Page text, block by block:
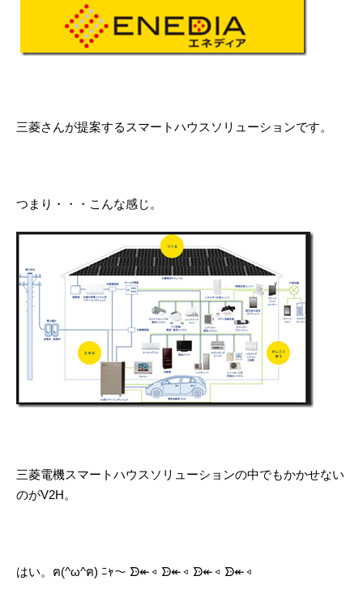
三菱さんが提案するスマートハウスソリューションです。
つまり・・・こんな感じ。
三菱電機スマートハウスソリューションの中でもかかせない
のがV2H。
はい。ฅ(^ω^ฅ) ﾆｬ～ ᗦ↞◃ ᗦ↞◃ ᗦ↞◃ ᗦ↞◃